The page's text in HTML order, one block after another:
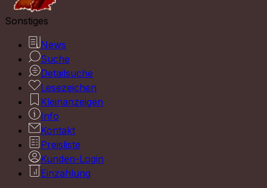
Sonstiges
News
Suche
Detailsuche
Lesezeichen
Kleinanzeigen
Info
Kontakt
Preisliste
Kunden-Login
Einzahlung